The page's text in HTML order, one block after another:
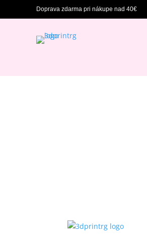
Doprava zdarma pri nákupe nad 40€